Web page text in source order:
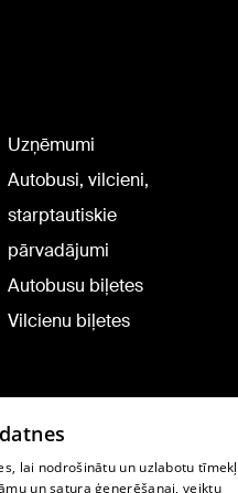
Uzņēmumi
Autobusi, vilcieni,
starptautiskie
pārvadājumi
Autobusu biļetes
Vilcienu biļetes
lai nodrošinātu un uzlabotu
un satura ģenerēšanai, veiktu